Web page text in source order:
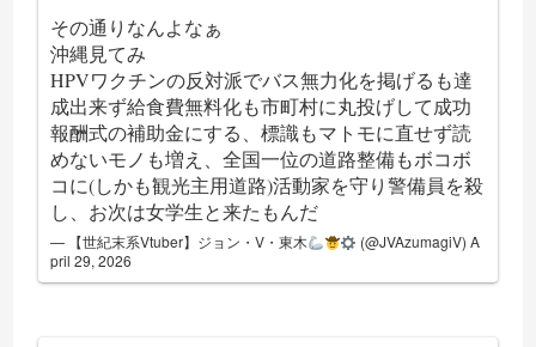
その通りなんよなぁ
沖縄見てみ
HPVワクチンの反対派でバス無力化を掲げるも達
成出来ず給食費無料化も市町村に丸投げして成功
報酬式の補助金にする、標識もマトモに直せず読
めないモノも増え、全国一位の道路整備もボコボ
コに(しかも観光主用道路)活動家を守り警備員を殺
し、お次は女学生と来たもんだ
— 【世紀末系Vtuber】ジョン・V・東木 (@JVAzumagiV)A
pril 29, 2026